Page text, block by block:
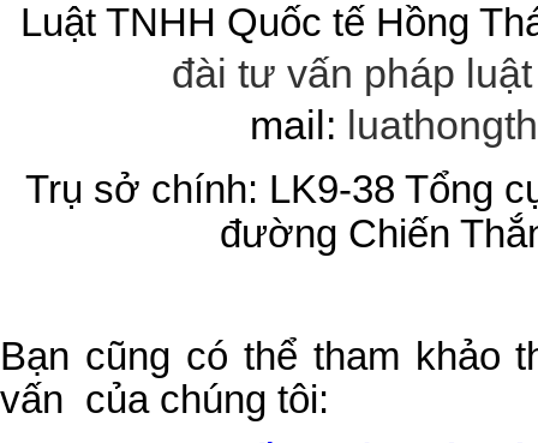
Luật TNHH Quốc tế Hồng
đài tư vấn pháp
mail:
Trụ sở chính: LK9-38 Tổng
đường Chiến
Bạn cũng có thể tham khảo
vấn của chúng tôi: